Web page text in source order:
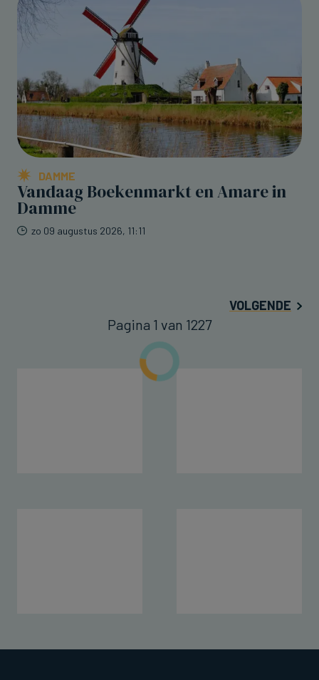
DAMME
Vandaag Boekenmarkt en Amare in
Damme
zo 09 augustus 2026, 11:11
VOLGENDE
Pagina 1 van 1227